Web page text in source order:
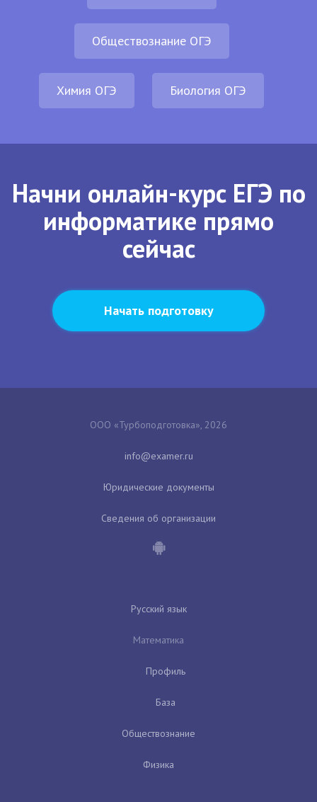
Обществознание ОГЭ
Химия ОГЭ Биология ОГЭ
Начни онлайн-курс ЕГЭ по
информатике прямо
сейчас
Начать подготовку
ООО «Турбоподготовка», 2026
Юридические документы
Сведения об организации
Русский язык
Математика
Профиль
База
Обществознание
Физика